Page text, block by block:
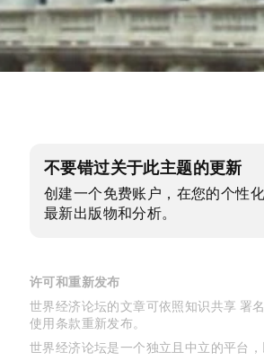
不要错过关于此主题的更新
创建一个免费账户，在您的个性
最新出版物和分析。
许可和重新发布
世界经济论坛的文章可依照知识共享 署
使用条款重新发布。
世界经济论坛是一个独立且中立的平台